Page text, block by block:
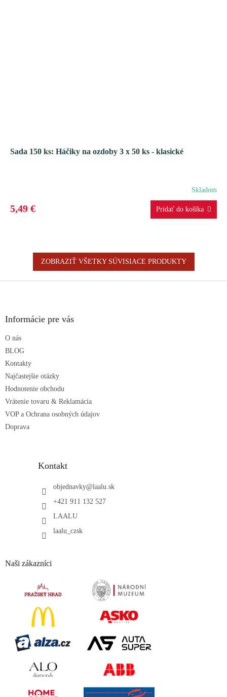
Sada 150 ks: Háčiky na ozdoby 3 x 50 ks - klasické
Skladom
5,49 €
ZOBRAZIŤ VŠETKY SÚVISIACE PRODUKTY
Informácie pre vás
O nás
BLOG
Kontakty
Najčastejšie otázky
Hodnotenie obchodu
Vrátenie tovaru & Reklamácia
VOP a Ochrana osobných údajov
Doprava
Kontakt
objednavky@laalu.sk
+421 911 132 527
LAALU
laalu_czsk
Naši zákazníci